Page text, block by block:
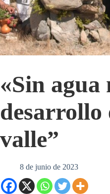
«Sin agua
desarrollo
valle”
8 de junio de 2023